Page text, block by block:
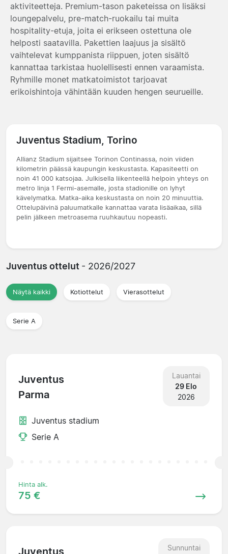
aktiviteetteja. Premium-tason paketeissa on lisäksi
loungepalvelu, pre-match-ruokailu tai muita
hospitality-etuja, joita ei erikseen ostettuna ole
helposti saatavilla. Pakettien laajuus ja sisältö
vaihtelevat kumppanista riippuen, joten sisältö
kannattaa tarkistaa huolellisesti ennen varaamista.
Ryhmille monet matkatoimistot tarjoavat
erikoishintoja vähintään kuuden hengen seurueille.
Juventus Stadium, Torino
Allianz Stadium sijaitsee Torinon Continassa, noin viiden
kilometrin päässä kaupungin keskustasta. Kapasiteetti on
noin 41 000 katsojaa. Julkisella liikenteellä helpoin yhteys on
metro linja 1 Fermi-asemalle, josta stadionille on lyhyt
kävelymatka. Matka-aika keskustasta on noin 20 minuuttia.
Ottelupäivinä paluumatkalle kannattaa varata lisäaikaa, sillä
pelin jälkeen metroasema ruuhkautuu nopeasti.
Juventus ottelut - 2026/2027
Näytä kaikki Kotiottelut Vierasottelut
Serie A
Juventus
Parma
Lauantai
29 Elo
2026
Juventus stadium
Serie A
Hinta alk.
75 €
Juventus
Sunnuntai